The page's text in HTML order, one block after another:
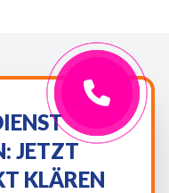
JETZT
KLÄREN